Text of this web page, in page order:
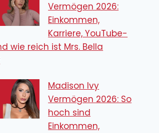
Vermögen 2026:
Einkommen,
Karriere, YouTube-
wie reich ist Mrs. Bella
Madison Ivy
Vermögen 2026: So
hoch sind
Einkommen,